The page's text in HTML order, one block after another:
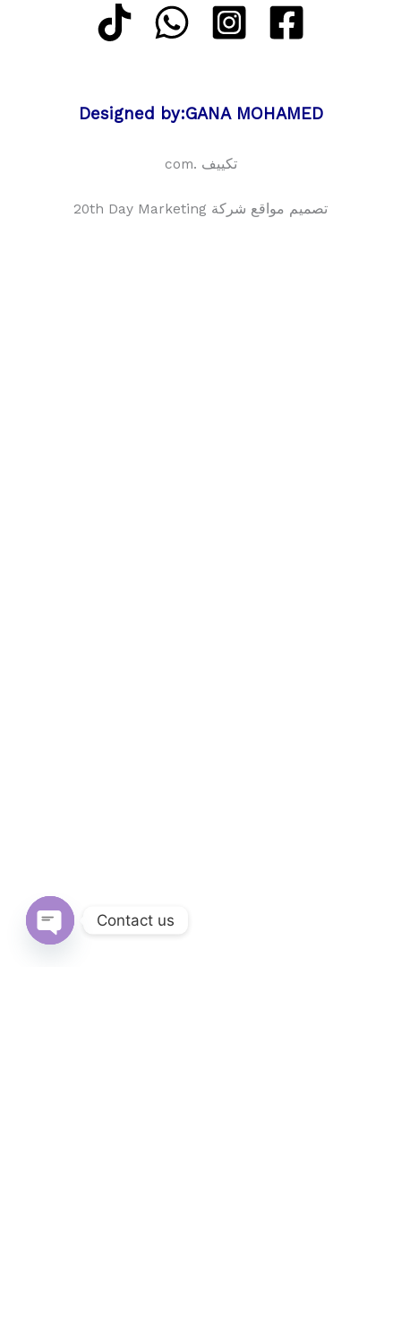
Designed by:GANA MOHAMED
تكييف .com
تصميم مواقع شركة 20th Day Marketing
Contact us
Open